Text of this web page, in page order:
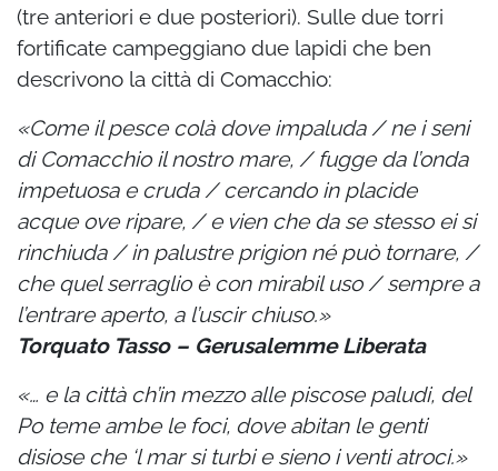
(tre anteriori e due posteriori). Sulle due torri
fortificate campeggiano due lapidi che ben
descrivono la città di Comacchio:
«Come il pesce colà dove impaluda / ne i seni
di Comacchio il nostro mare, / fugge da l’onda
impetuosa e cruda / cercando in placide
acque ove ripare, / e vien che da se stesso ei si
rinchiuda / in palustre prigion né può tornare, /
che quel serraglio è con mirabil uso / sempre a
l’entrare aperto, a l’uscir chiuso.»
Torquato Tasso – Gerusalemme Liberata
«… e la città ch’in mezzo alle piscose paludi, del
Po teme ambe le foci, dove abitan le genti
disiose che ‘l mar si turbi e sieno i venti atroci.»